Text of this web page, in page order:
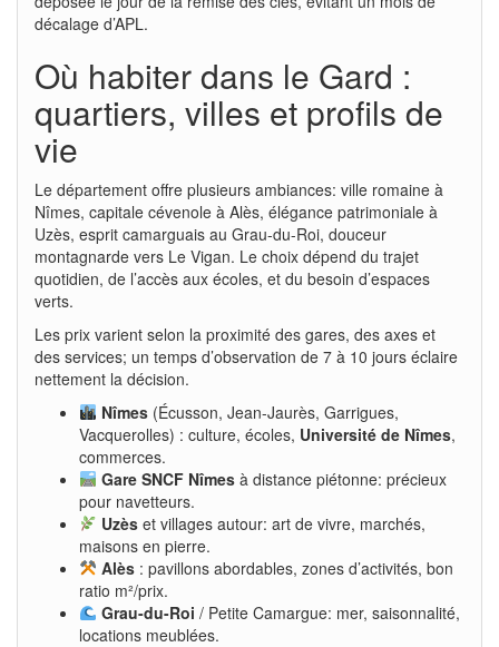
décalage d’APL.
Où habiter dans le Gard :
quartiers, villes et profils de
vie
Le département offre plusieurs ambiances: ville romaine à
Nîmes, capitale cévenole à Alès, élégance patrimoniale à
Uzès, esprit camarguais au Grau-du-Roi, douceur
montagnarde vers Le Vigan. Le choix dépend du trajet
quotidien, de l’accès aux écoles, et du besoin d’espaces
verts.
Les prix varient selon la proximité des gares, des axes et
des services; un temps d’observation de 7 à 10 jours éclaire
nettement la décision.
Nîmes(Écusson, Jean-Jaurès, Garrigues,
Vacquerolles) : culture, écoles, Université de Nîmes,
commerces.
Gare SNCF Nîmesà distance piétonne: précieux
pour navetteurs.
Uzèset villages autour: art de vivre, marchés,
maisons en pierre.
Alès: pavillons abordables, zones d’activités, bon
ratio m²/prix.
Grau-du-Roi / Petite Camargue: mer, saisonnalité,
locations meublées.